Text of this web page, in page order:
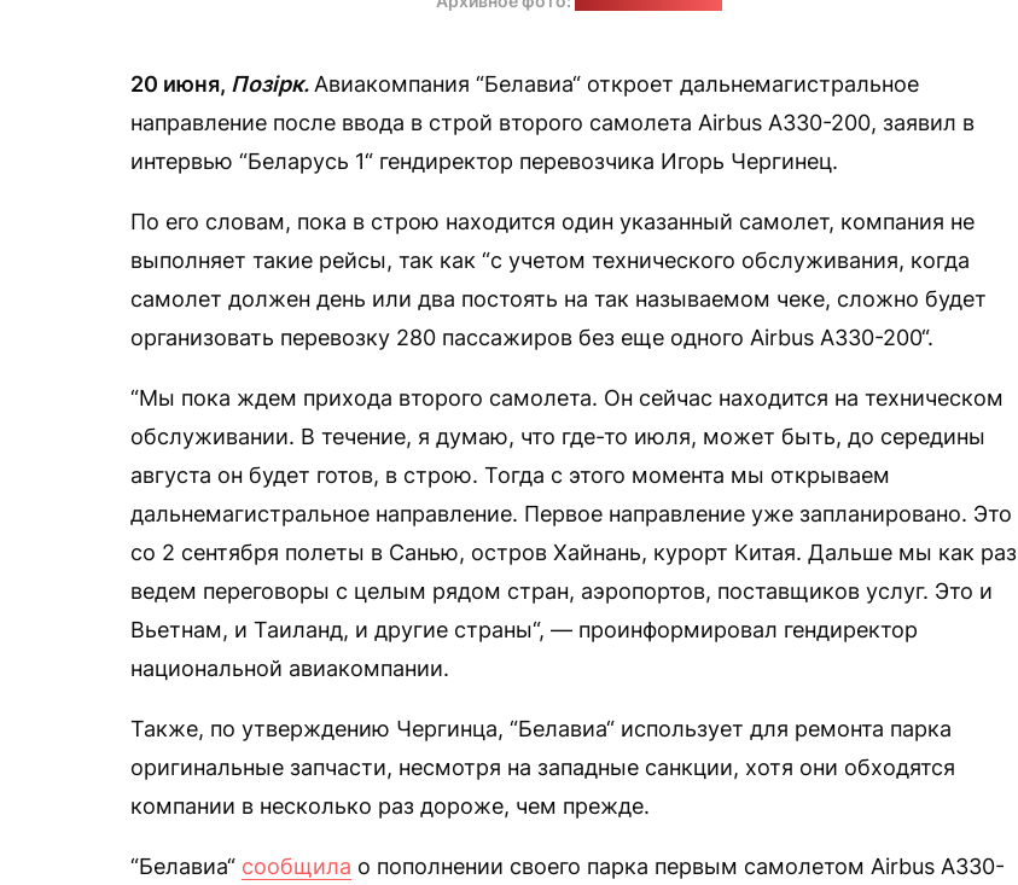
20 июня, Позірк. Авиакомпания “Белавиа“ откроет дальнемагистральное
направление после ввода в строй второго самолета Airbus А330-200, заявил в
интервью “Беларусь 1“ гендиректор перевозчика Игорь Чергинец.
По его словам, пока в строю находится один указанный самолет, компания не
выполняет такие рейсы, так как “с учетом технического обслуживания, когда
самолет должен день или два постоять на так называемом чеке, сложно будет
организовать перевозку 280 пассажиров без еще одного Airbus А330-200“.
“Мы пока ждем прихода второго самолета. Он сейчас находится на техническом
обслуживании. В течение, я думаю, что где-то июля, может быть, до середины
августа он будет готов, в строю. Тогда с этого момента мы открываем
дальнемагистральное направление. Первое направление уже запланировано. Это
со 2 сентября полеты в Санью, остров Хайнань, курорт Китая. Дальше мы как раз
ведем переговоры с целым рядом стран, аэропортов, поставщиков услуг. Это и
Вьетнам, и Таиланд, и другие страны“, — проинформировал гендиректор
национальной авиакомпании.
Также, по утверждению Чергинца, “Белавиа“ использует для ремонта парка
оригинальные запчасти, несмотря на западные санкции, хотя они обходятся
компании в несколько раз дороже, чем прежде.
“Белавиа“ сообщила о пополнении своего парка первым самолетом Airbus A330-